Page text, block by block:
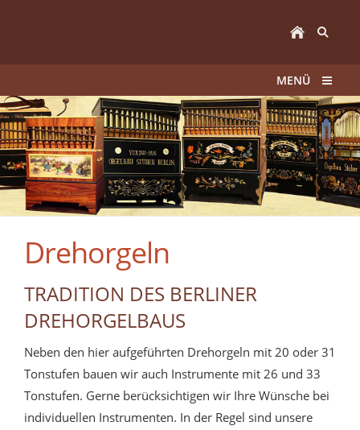
MENÜ
Drehorgeln
TRADITION DES BERLINER
DREHORGELBAUS
Neben den hier aufgeführten Drehorgeln mit 20 oder 31
Tonstufen bauen wir auch Instrumente mit 26 und 33
Tonstufen. Gerne berücksichtigen wir Ihre Wünsche bei
individuellen Instrumenten. In der Regel sind unsere